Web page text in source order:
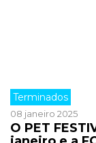
Terminados
08 janeiro 2025
O PET